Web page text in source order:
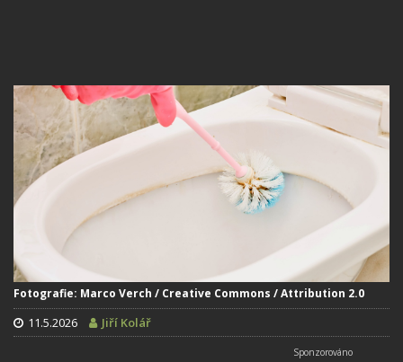
Fotografie: Marco Verch / Creative Commons / Attribution 2.0
11.5.2026 Jiří Kolář